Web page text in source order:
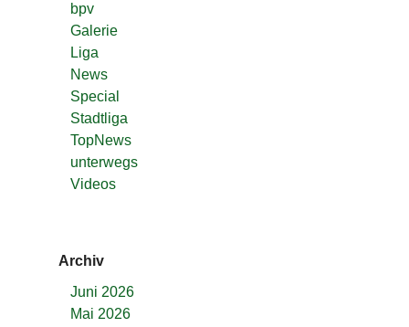
bpv
Galerie
Liga
News
Special
Stadtliga
TopNews
unterwegs
Videos
Archiv
Juni 2026
Mai 2026